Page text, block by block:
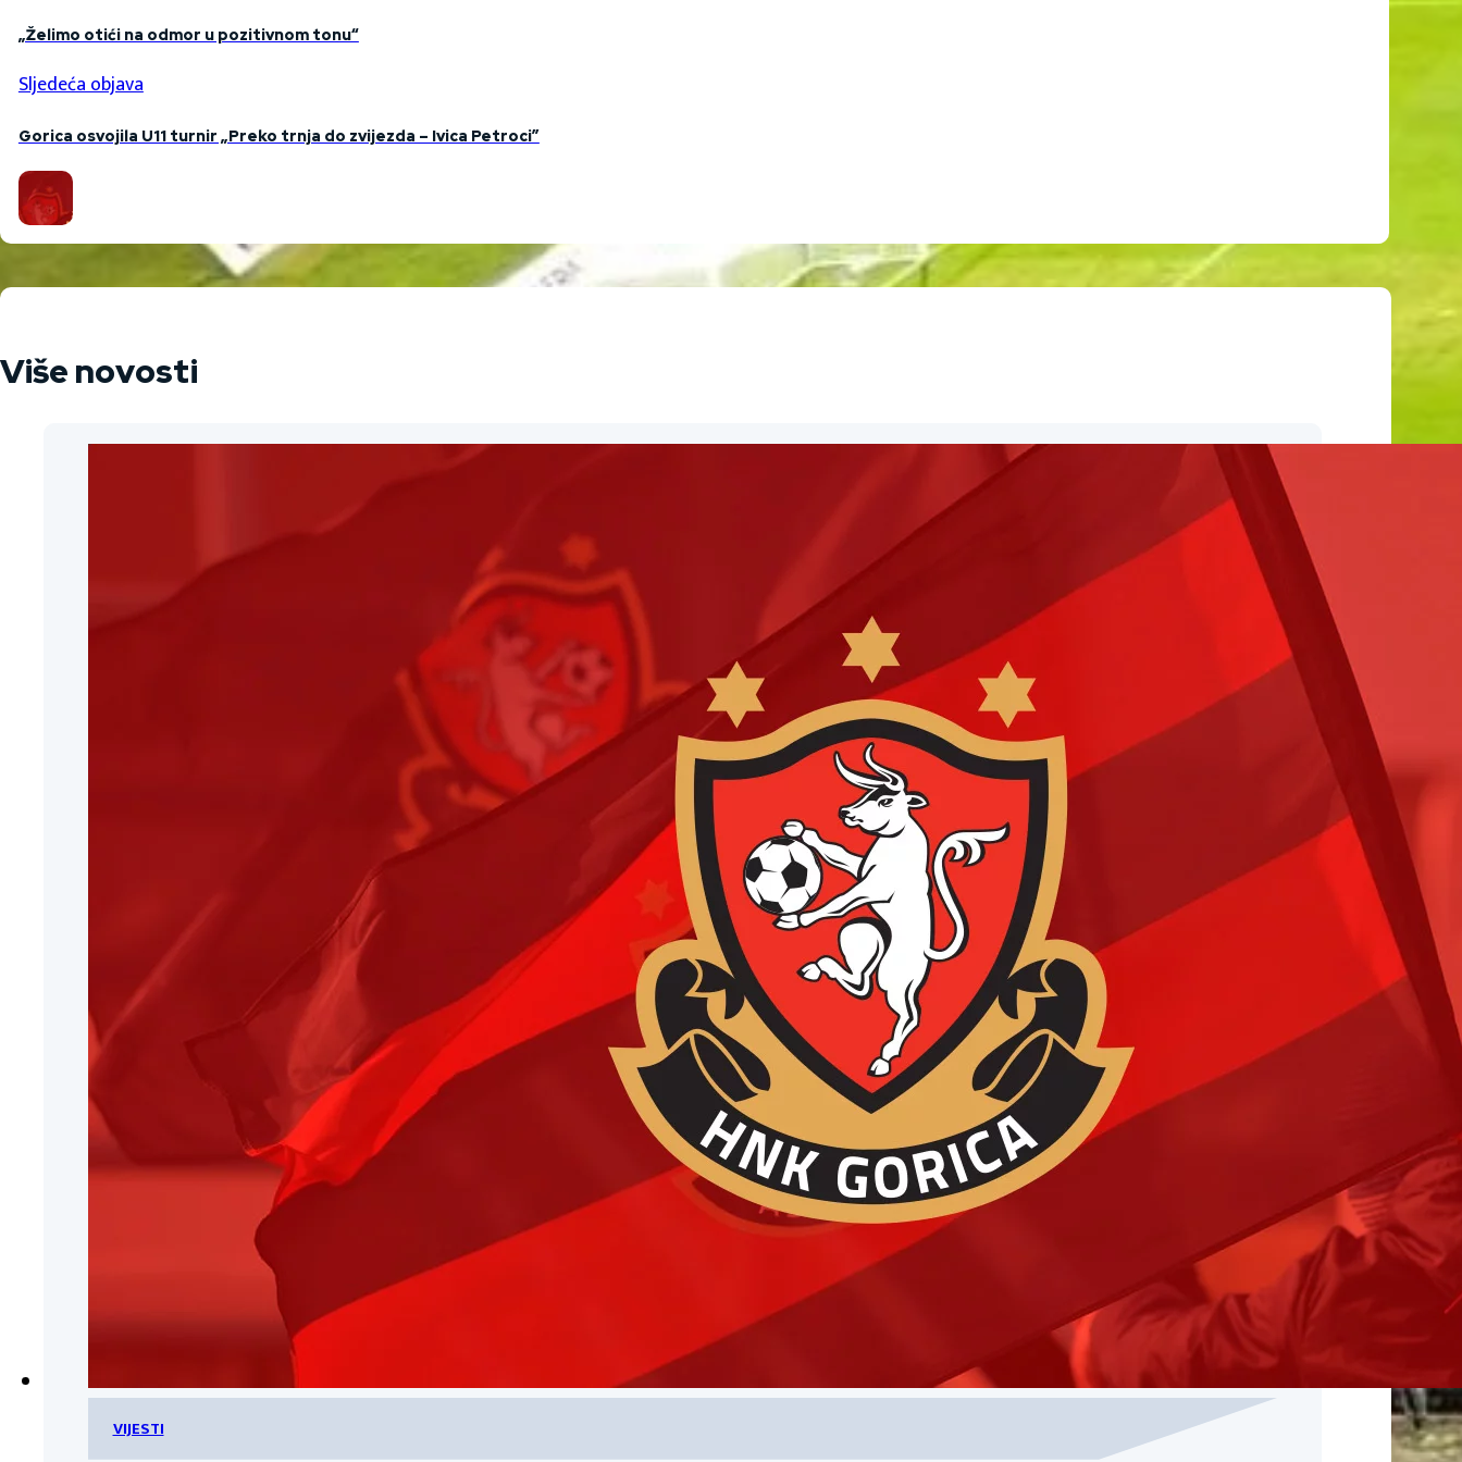
„Želimo otići na odmor u pozitivnom tonu“
Sljedeća objava
Gorica osvojila U11 turnir „Preko trnja do zvijezda – Ivica Petroci”
Više novosti
VIJESTI